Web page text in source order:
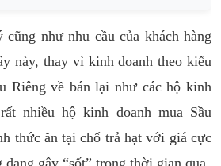
như nhu cầu của khách hàng
này, thay vì kinh doanh theo kiểu
Riêng về bán lại như các hộ kinh
nhiều hộ kinh doanh mua Sầu
thức ăn tại chổ trả hạt với giá cực
gây “sốt” trong thời gian qua.